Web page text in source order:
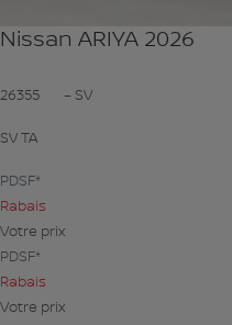
Nissan ARIYA 2026
26355 – SV
SV TA
PDSF*
Rabais
Votre prix
PDSF*
Rabais
Votre prix